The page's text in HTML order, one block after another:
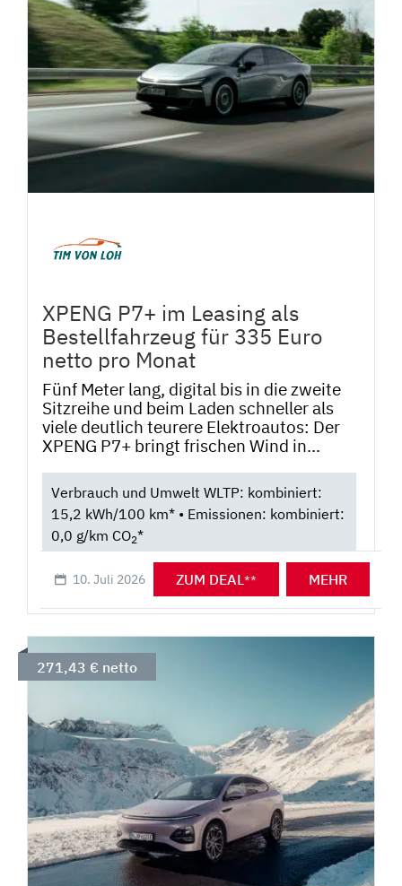
XPENG P7+ im Leasing als
Bestellfahrzeug für 335 Euro
netto pro Monat
Fünf Meter lang, digital bis in die zweite
Sitzreihe und beim Laden schneller als
viele deutlich teurere Elektroautos: Der
XPENG P7+ bringt frischen Wind in...
Verbrauch und Umwelt WLTP: kombiniert:
15,2 kWh/100 km* • Emissionen: kombiniert:
0,0 g/km CO2*
10. Juli 2026 ZUM DEAL** MEHR
271,43 € netto